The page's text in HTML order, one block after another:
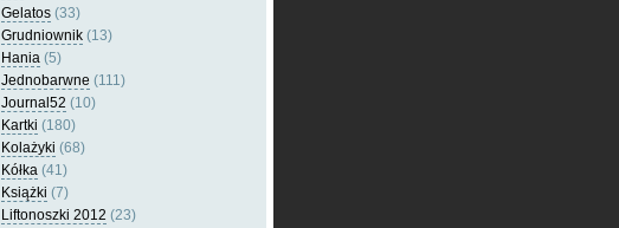
Gelatos (33)
Grudniownik (13)
Hania (5)
Jednobarwne (111)
Journal52 (10)
Kartki (180)
Kolażyki (68)
Kółka (41)
Książki (7)
Liftonoszki 2012 (23)